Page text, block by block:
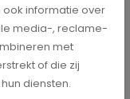
informatie over
media-, reclame-
met
of die zij
diensten.